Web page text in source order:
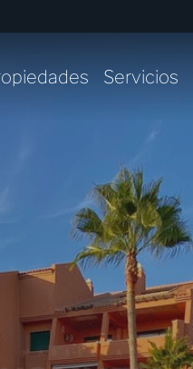
Servicios